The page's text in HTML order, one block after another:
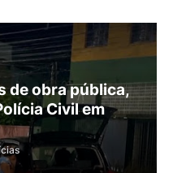
de obra pública,
Civil em